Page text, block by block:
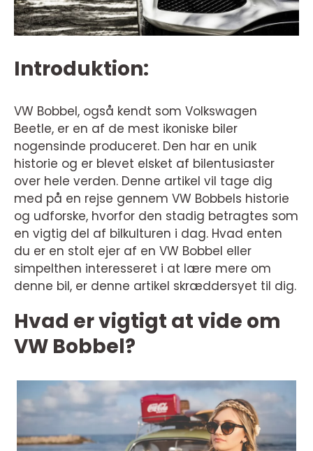
Introduktion:
VW Bobbel, også kendt som Volkswagen
Beetle, er en af de mest ikoniske biler
nogensinde produceret. Den har en unik
historie og er blevet elsket af bilentusiaster
over hele verden. Denne artikel vil tage dig
med på en rejse gennem VW Bobbels historie
og udforske, hvorfor den stadig betragtes som
en vigtig del af bilkulturen i dag. Hvad enten
du er en stolt ejer af en VW Bobbel eller
simpelthen interesseret i at lære mere om
denne bil, er denne artikel skræddersyet til dig.
Hvad er vigtigt at vide om
VW Bobbel?